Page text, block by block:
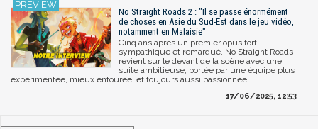
No Straight Roads 2 : "Il se passe énormément
de choses en Asie du Sud-Est dans le jeu vidéo,
notamment en Malaisie"
Cinq ans après un premier opus fort
sympathique et remarqué, No Straight Roads
revient sur le devant de la scène avec une
suite ambitieuse, portée par une équipe plus
expérimentée, mieux entourée, et toujours aussi passionnée.
17/06/2025, 12:53